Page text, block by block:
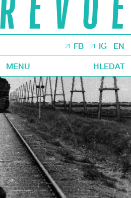
FB IG EN
MENU HLEDAT